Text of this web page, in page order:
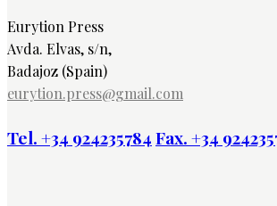
Eurytion Press
Avda. Elvas, s/n,
Badajoz (Spain)
eurytion.press@gmail.com
Tel. +34 924235784Fax. +34